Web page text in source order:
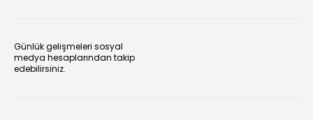
Günlük gelişmeleri sosyal
medya hesaplarından takip
edebilirsiniz.